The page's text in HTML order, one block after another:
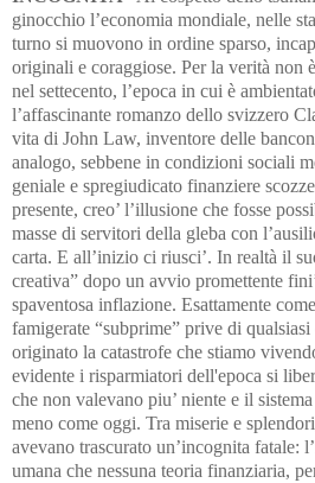
ginocchio l’economia mondiale, nelle
turno si muovono in ordine sparso,
originali e coraggiose. Per la verità non
nel settecento, l’epoca in cui è
l’affascinante romanzo dello svizzero
vita di John Law, inventore delle
analogo, sebbene in condizioni sociali
geniale e spregiudicato finanziere
presente, creo’ l’illusione che fosse
masse di servitori della gleba con
carta. E all’inizio ci riusci’. In realtà il
creativa” dopo un avvio promettente
spaventosa inflazione. Esattamente
famigerate “subprime” prive di
originato la catastrofe che stiamo
evidente i risparmiatori dell'epoca si
che non valevano piu’ niente e il
meno come oggi. Tra miserie e
avevano trascurato un’incognita fatale:
umana che nessuna teoria finanziaria,